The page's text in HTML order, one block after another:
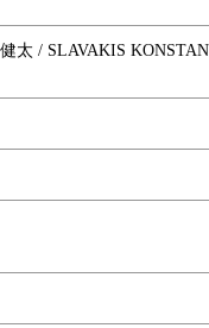
太 / SLAVAKIS